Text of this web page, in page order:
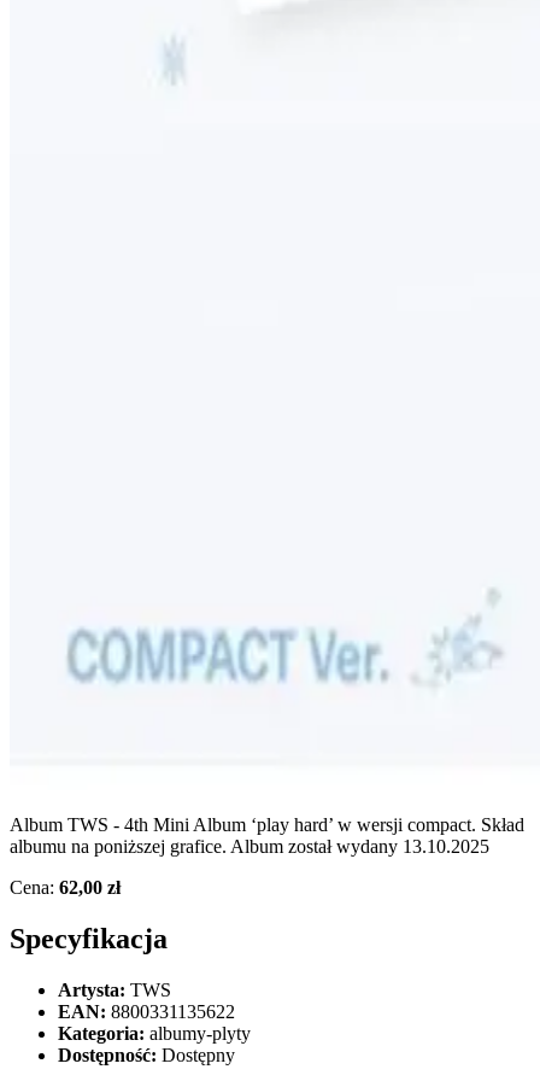
Album TWS - 4th Mini Album ‘play hard’ w wersji compact. Skład
albumu na poniższej grafice. Album został wydany 13.10.2025
Cena: 62,00 zł
Specyfikacja
Artysta: TWS
EAN: 8800331135622
Kategoria: albumy-plyty
Dostępność: Dostępny